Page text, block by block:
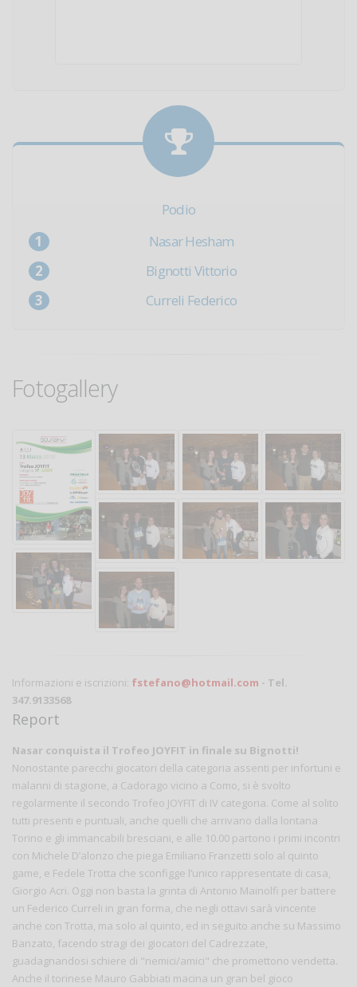
Podio
Nasar Hesham
Bignotti Vittorio
Curreli Federico
Fotogallery
Informazioni e iscrizioni: fstefano@hotmail.com - Tel.
347.9133568
Report
Nasar conquista il Trofeo JOYFIT in finale su Bignotti!
Nonostante parecchi giocatori della categoria assenti per infortuni e
malanni di stagione, a Cadorago vicino a Como, si è svolto
regolarmente il secondo Trofeo JOYFIT di IV categoria. Come al solito
tutti presenti e puntuali, anche quelli che arrivano dalla lontana
Torino e gli immancabili bresciani, e alle 10.00 partono i primi incontri
con Michele D’alonzo che piega Emiliano Franzetti solo al quinto
game, e Fedele Trotta che sconfigge l’unico rappresentate di casa,
Giorgio Acri. Oggi non basta la grinta di Antonio Mainolfi per battere
un Federico Curreli in gran forma, che negli ottavi sarà vincente
anche con Trotta, ma solo al quinto, ed in seguito anche su Massimo
Banzato, facendo stragi dei giocatori del Cadrezzate,
guadagnandosi schiere di "nemici/amici" che promettono vendetta.
Anche il torinese Mauro Gabbiati macina un gran bel gioco